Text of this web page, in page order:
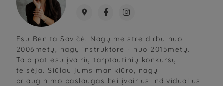
  
Esu Benita Savičė. Nagų meistre dirbu nuo
2006metų, nagų instruktore - nuo 2015metų.
Taip pat esu įvairių tarptautinių konkursų
teisėja. Siūlau jums manikiūro, nagų
priauginimo paslaugas bei įvairius individualius